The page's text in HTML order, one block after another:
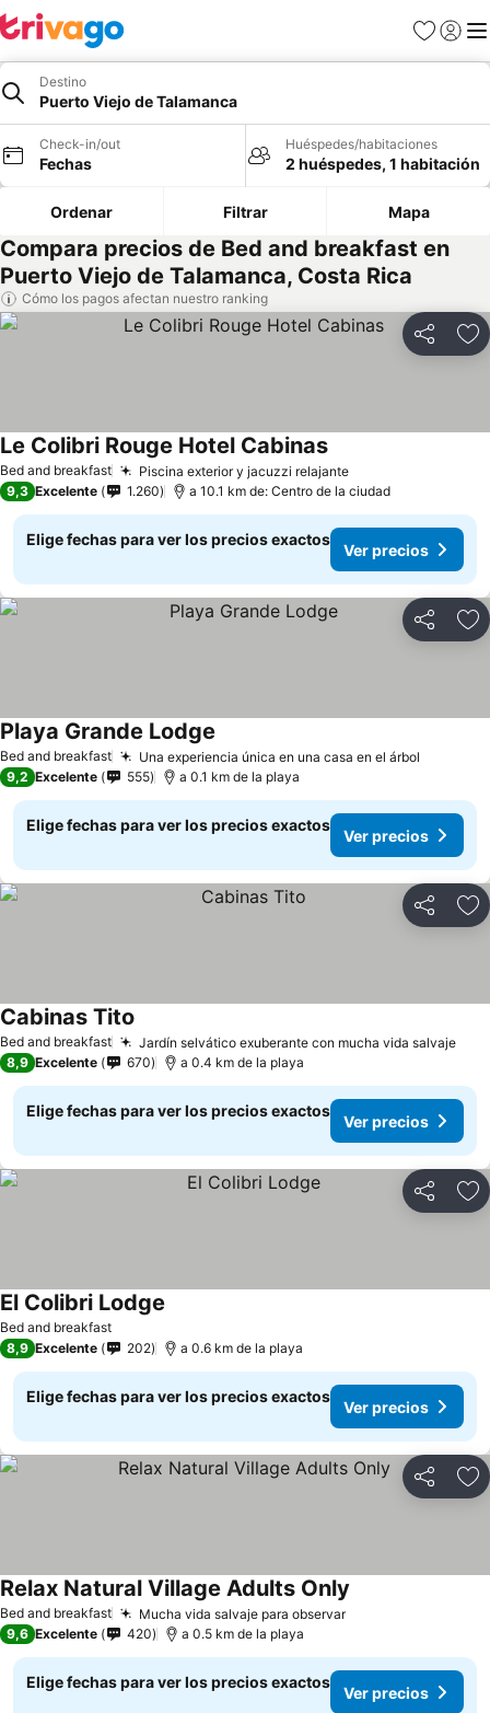
Favoritos
Iniciar
Destino
Puerto Viejo de Talamanca
Check-in/out
Fechas
Huéspedes/habitaciones
2 huéspedes, 1 habitación
Ordenar Filtrar Mapa
Compara precios de Bed and breakfast en
Puerto Viejo de Talamanca, Costa Rica
Cómo los pagos afectan nuestro ranking
Compartir
Bed and breakfast Piscina exterior y jacuzzi relajante
Le Colibri Rouge Hotel Cabinas
9,3 Excelente 1.260 a 10.1 km de: Centro de la ciudad
Elige fechas para ver los precios exactos
Ver precios
Compartir
Bed and breakfast Una experiencia única en una casa en el árbol
Playa Grande Lodge
9,2 Excelente 555 a 0.1 km de la playa
Elige fechas para ver los precios exactos
Ver precios
Compartir
Bed and breakfast Jardín selvático exuberante con mucha vida salvaje
Cabinas Tito
8,9 Excelente 670 a 0.4 km de la playa
Elige fechas para ver los precios exactos
Ver precios
Compartir
Bed and breakfast
El Colibri Lodge
8,9 Excelente 202 a 0.6 km de la playa
Elige fechas para ver los precios exactos
Ver precios
Compartir
Bed and breakfast Mucha vida salvaje para observar
Relax Natural Village Adults Only
9,6 Excelente 420 a 0.5 km de la playa
Elige fechas para ver los precios exactos
Ver precios